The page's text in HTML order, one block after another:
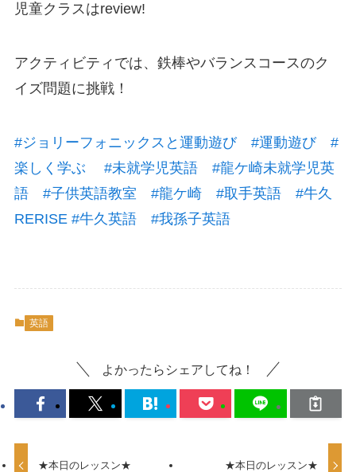
児童クラスはreview!
アクティビティでは、鉄棒やバランスコースのク
イズ問題に挑戦！
#ジョリーフォニックスと運動遊び #運動遊び
#
楽しく学ぶ
#未就学児英語 #龍ケ崎未就学児英
語
#子供英語教室 #龍ケ崎 #取手英語 #牛久
RERISE #牛久英語 #我孫子英語
英語
よかったらシェアしてね！
★本日のレッスン★ ★本日のレッスン★